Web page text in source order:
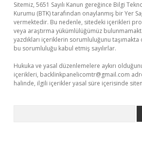
Sitemiz, 5651 Sayılı Kanun gereğince Bilgi
Kurumu (BTK) tarafından onaylanmış bir Yer
vermektedir. Bu nedenle, sitedeki içerikleri
veya araştırma yükümlülüğümüz
yazdıkları içeriklerin sorumluluğunu
bu sorumluluğu kabul etmiş sayılırlar.
Hukuka ve yasal düzenlemelere aykırı
içerikleri, backlinkpanelicomtr@gmail.com
halinde, ilgili içerikler yasal süre içerisinde